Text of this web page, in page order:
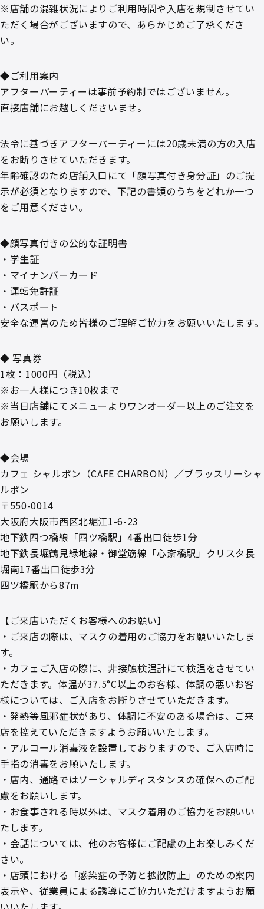
※店舗の混雑状況によりご利用時間や入店を規制させてい
ただく場合がございますので、あらかじめご了承くださ
い。
◆ご利用案内
アフターパーティーは事前予約制ではございません。
直接店舗にお越しくださいませ。
法令に基づきアフターパーティーには20歳未満の方の入店
をお断りさせていただきます。
年齢確認のため店舗入口にて「顔写真付き身分証」のご提
示が必須となりますので、下記の書類のうちをどれか一つ
をご用意ください。
◆顔写真付きの公的な証明書
・学生証
・マイナンバーカード
・運転免許証
・パスポート
安全な運営のため皆様のご理解ご協力をお願いいたします。
◆ 写真券
1枚：1000円（税込）
※お一人様につき10枚まで
※当日店舗にてメニューよりワンオーダー以上のご注文を
お願いします。
◆会場
カフェ シャルボン（CAFE CHARBON）／ブラッスリーシャ
ルボン
〒550-0014
大阪府大阪市西区北堀江1-6-23
地下鉄四つ橋線「四ツ橋駅」4番出口徒歩1分
地下鉄長堀鶴見緑地線・御堂筋線「心斎橋駅」クリスタ長
堀南17番出口徒歩3分
四ツ橋駅から87m
【ご来店いただくお客様へのお願い】
・ご来店の際は、マスクの着用のご協力をお願いいたしま
す。
・カフェご入店の際に、非接触検温計にて検温をさせてい
ただきます。体温が37.5°C以上のお客様、体調の悪いお客
様については、ご入店をお断りさせていただきます。
・発熱等風邪症状があり、体調に不安のある場合は、ご来
店を控えていただきますようお願いいたします。
・アルコール消毒液を設置しておりますので、ご入店時に
手指の消毒をお願いたします。
・店内、通路ではソーシャルディスタンスの確保へのご配
慮をお願いします。
・お食事される時以外は、マスク着用のご協力をお願いい
たします。
・会話については、他のお客様にご配慮の上お楽しみくだ
さい。
・店頭における「感染症の予防と拡散防止」のための案内
表示や、従業員による誘導にご協力いただけますようお願